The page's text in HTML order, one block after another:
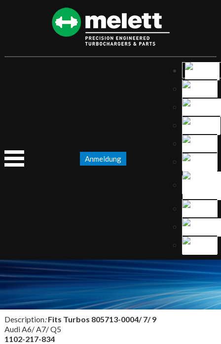
Anmeldung
Description:Fits Turbos 805713-0004/ 7/ 9
Audi A6/ A7/ Q5
1102-217-834